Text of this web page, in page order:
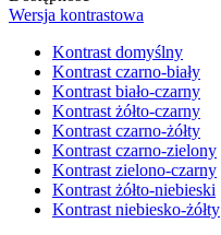
Wersja kontrastowa
Kontrast domyślny
Kontrast czarno-biały
Kontrast biało-czarny
Kontrast żółto-czarny
Kontrast czarno-żółty
Kontrast czarno-zielony
Kontrast zielono-czarny
Kontrast żółto-niebieski
Kontrast niebiesko-żółty